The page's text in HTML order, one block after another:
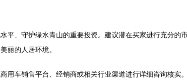
平、守护绿水青山的重要投资。建议潜在买家进行充分的
丽的人居环境。
用车销售平台、经销商或相关行业渠道进行详细咨询核实